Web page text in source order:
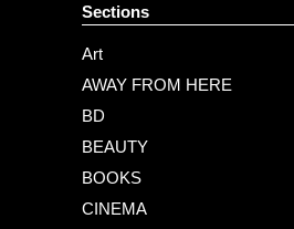
Sections
Art
AWAY FROM HERE
BD
BEAUTY
BOOKS
CINEMA